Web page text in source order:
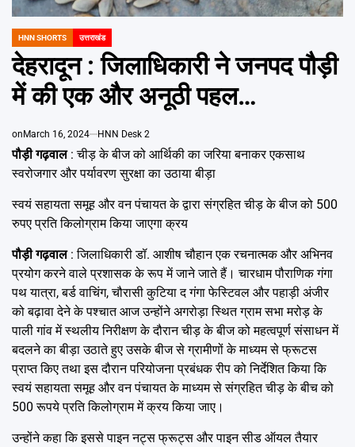
POSTED
IN
HNN SHORTS उत्तराखंड
देहरादून : जिलाधिकारी ने जनपद पौड़ी
में की एक और अनूठी पहल…
on March 16, 2024 HNN Desk 2
पौड़ी गढ़वाल: चीड़ के बीज को आर्थिकी का जरिया बनाकर एकसाथ
स्वरोजगार और पर्यावरण सुरक्षा का उठाया बीड़ा
स्वयं सहायता समूह और वन पंचायत के द्वारा संग्रहित चीड़ के बीज को 500
रुपए प्रति किलोग्राम किया जाएगा क्रय
पौड़ी गढ़वाल: जिलाधिकारी डॉ. आशीष चौहान एक रचनात्मक और अभिनव
प्रयोग करने वाले प्रशासक के रूप में जाने जाते हैं। चारधाम पौराणिक गंगा
पथ यात्रा, बर्ड वाचिंग, चौरासी कुटिया द गंगा फेस्टिवल और पहाड़ी अंजीर
को बढ़ावा देने के पश्चात आज उन्होंने अगरोड़ा स्थित ग्राम सभा मरोड़ के
पाली गांव में स्थलीय निरीक्षण के दौरान चीड़ के बीज को महत्वपूर्ण संसाधन में
बदलने का बीड़ा उठाते हुए उसके बीज से ग्रामीणों के माध्यम से फ्रूटस
प्राप्त किए तथा इस दौरान परियोजना प्रबंधक रीप को निर्देशित किया कि
स्वयं सहायता समूह और वन पंचायत के माध्यम से संग्रहित चीड़ के बीच को
500 रूपये प्रति किलोग्राम में क्रय किया जाए।
उन्होंने कहा कि इससे पाइन नट्स फ्रूट्स और पाइन सीड ऑयल तैयार